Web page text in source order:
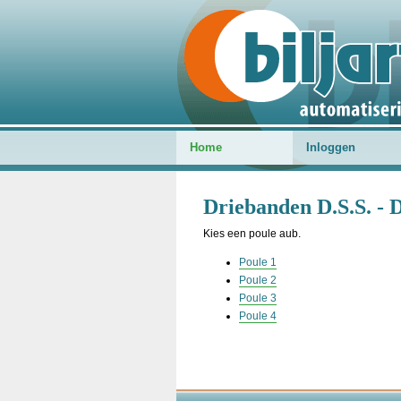
Home Inloggen
Driebanden D.S.S. -
Kies een poule aub.
Poule 1
Poule 2
Poule 3
Poule 4